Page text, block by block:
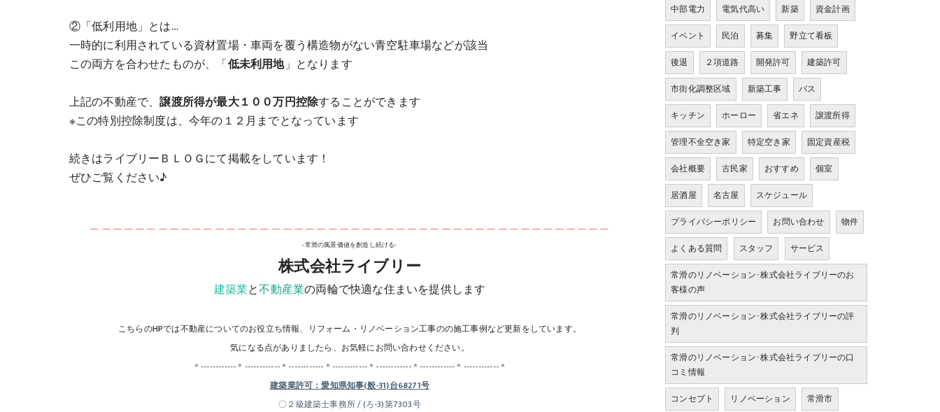
②「低利用地」とは…
一時的に利用されている資材置場・車両を覆う構造物がない青空駐車場などが該当
この両方を合わせたものが、「低未利用地」となります
上記の不動産で、譲渡所得が最大１００万円控除することができます
※この特別控除制度は、今年の１２月までとなっています
続きはライブリーＢＬＯＧにて掲載をしています！
ぜひご覧ください♪
＿＿＿＿＿＿＿＿＿＿＿＿＿＿＿＿＿＿＿＿＿＿＿＿＿＿＿＿＿＿＿＿＿＿＿＿＿＿＿＿＿＿＿＿＿＿
-常滑の風景価値を創造し続ける-
株式会社ライブリー
建築業と不動産業の両輪で快適な住まいを提供します
こちらのHPでは不動産についてのお役立ち情報、リフォーム・リノベーション工事のの施工事例など更新をしています。
気になる点がありましたら、お気軽にお問い合わせください。
＊------------＊------------＊------------＊------------＊------------＊------------＊------------＊
建築業許可：愛知県知事(般-31)台68271号
〇２級建築士事務所 / (ろ-3)第7303号
中部電力
電気代高い 新築
資金計画
イベント
民泊 募集
野立て看板
後退
２項道路 開発許可
建築許可
市街化調整区域
新築工事
バス
キッチン
ホーロー 省エネ
譲渡所得
管理不全空き家
特定空き家
固定資産税
会社概要
古民家 おすすめ
個室
居酒屋
名古屋
スケジュール
プライバシーポリシー
お問い合わせ
物件
よくある質問
スタッフ
サービス
常滑のリノベーション･株式会社ライブリーのお
客様の声
常滑のリノベーション･株式会社ライブリーの評
判
常滑のリノベーション･株式会社ライブリーの口
コミ情報
コンセプト
リノベーション
常滑市